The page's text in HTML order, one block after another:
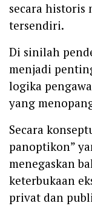
secara
tersendiri.
Di sinilah
menjadi
logika
yang
Secara
panoptikon”
menegaskan
keterbukaan
privat dan